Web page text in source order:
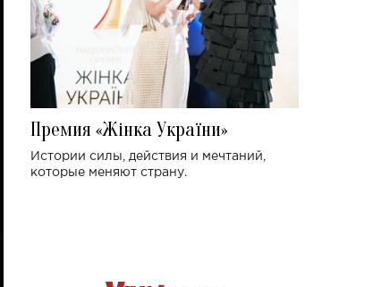
Премия «Жінка України»
Истории силы, действия и мечтаний,
которые меняют страну.